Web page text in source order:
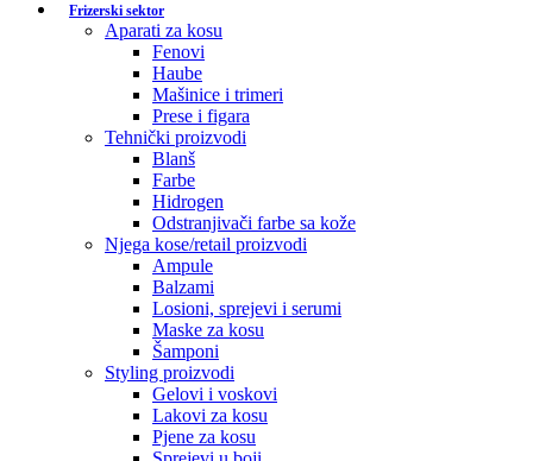
Frizerski sektor
Aparati za kosu
Fenovi
Haube
Mašinice i trimeri
Prese i figara
Tehnički proizvodi
Blanš
Farbe
Hidrogen
Odstranjivači farbe sa kože
Njega kose/retail proizvodi
Ampule
Balzami
Losioni, sprejevi i serumi
Maske za kosu
Šamponi
Styling proizvodi
Gelovi i voskovi
Lakovi za kosu
Pjene za kosu